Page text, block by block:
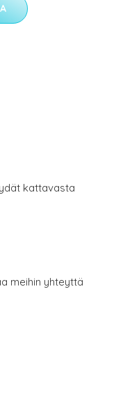
kattavasta
meihin yhteyttä